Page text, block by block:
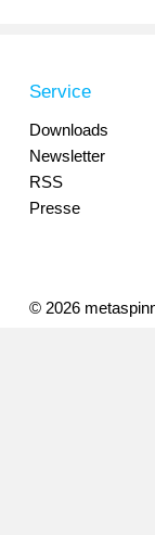
Service
Downloads
Newsletter
RSS
Presse
© 2026